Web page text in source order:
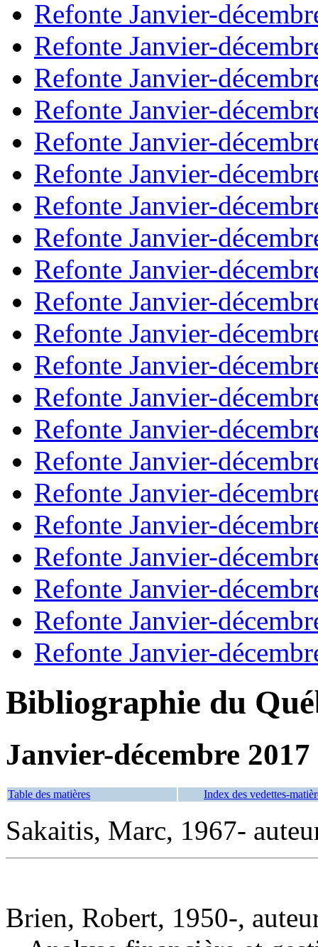
Refonte Janvier-
Refonte Janvier-
Refonte Janvier-
Refonte Janvier-
Refonte Janvier-
Refonte Janvier-
Refonte Janvier-
Refonte Janvier-
Refonte Janvier-
Refonte Janvier-
Refonte Janvier-
Refonte Janvier-
Refonte Janvier-
Refonte Janvier-
Refonte Janvier-
Refonte Janvier-
Refonte Janvier-
Refonte Janvier-
Refonte Janvier-
Refonte Janvier-
Refonte Janvier-
Bibliographie du
Janvier-décembre 2017
Table des matières Index des vedettes-
Sakaitis, Marc, 1967-
Brien, Robert, 1950-,